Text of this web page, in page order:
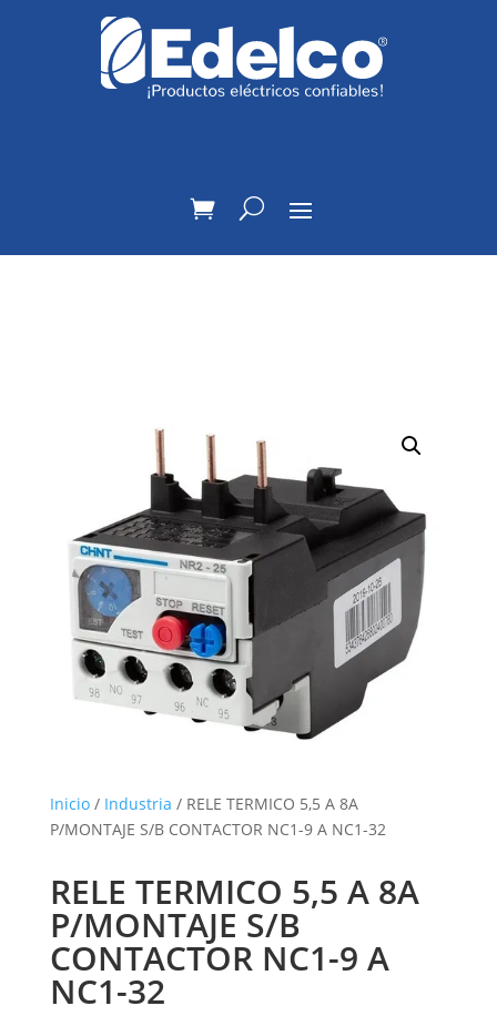
Inicio/ Industria / RELE TERMICO 5,5 A 8A
P/MONTAJE S/B CONTACTOR NC1-9 A NC1-32
RELE TERMICO 5,5 A 8A
P/MONTAJE S/B
CONTACTOR NC1-9 A
NC1-32